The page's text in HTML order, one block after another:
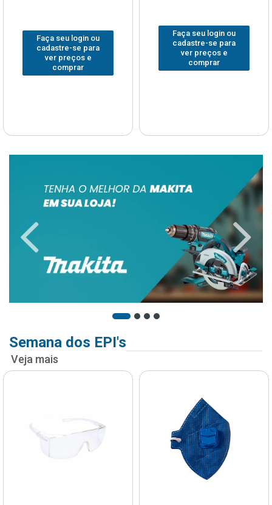
Faça seu login ou
cadastre-se para
ver preços e
comprar
Faça seu login ou
cadastre-se para
ver preços e
comprar
Semana dos EPI's
Veja mais